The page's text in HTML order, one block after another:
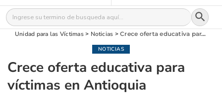
Buscar: Botón
Unidad para las Víctimas> Noticias >Crece oferta educativa para víctimas en Antioquia
NOTICIAS
Crece oferta educativa para
víctimas en Antioquia